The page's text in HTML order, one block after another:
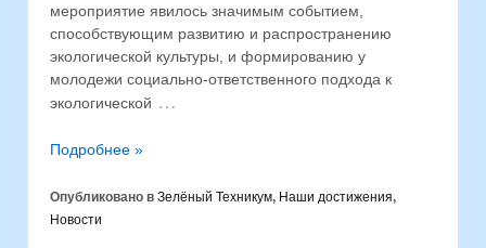
мероприятие явилось значимым событием,
способствующим развитию и распространению
экологической культуры, и формированию у
молодежи социально-ответственного подхода к
экологической …
Подробнее »
Опубликовано в Зелёный Техникум, Наши достижения,
Новости